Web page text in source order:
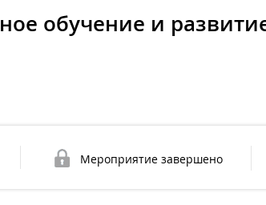
обучение и
Мероприятие завершено